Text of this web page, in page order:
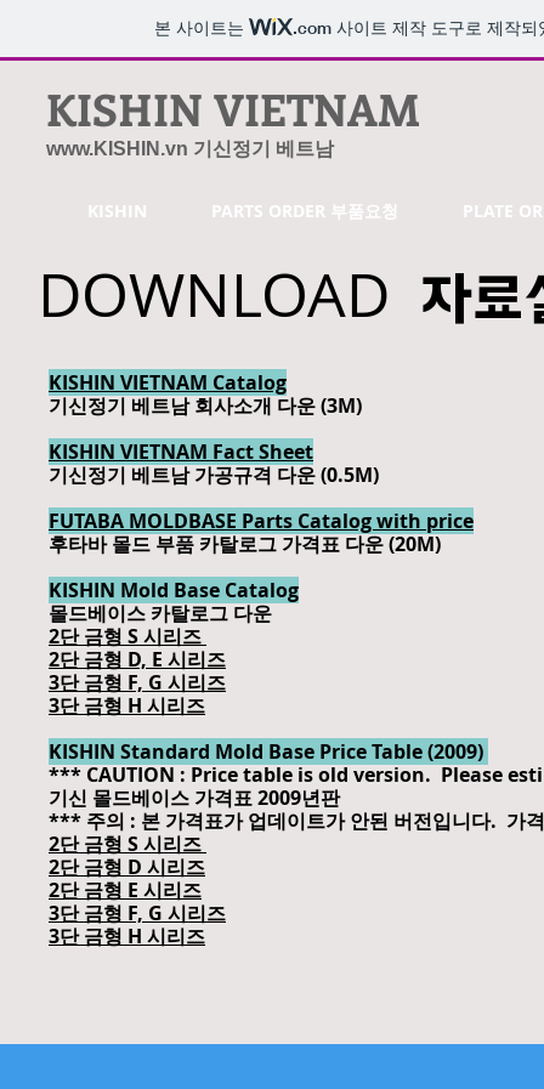
본 사이트는 .com 사이트 제작 도구로 제작
KISHIN VIETNAM
www.KISHIN.vn 기신정기 베트남
KISHIN PARTS ORDER 부품요청 PLATE
DOWNLOAD 자료
KISHIN VIETNAM Catalog
기신정기 베트남 회사소개 다운 (3M)
KISHIN VIETNAM Fact Sheet
기신정기 베트남 가공규격 다운 (0.5M)
FUTABA MOLDBASE Parts Catalog with price
후타바 몰드 부품 카탈로그 가격표 다운 (20M)
KISHIN Mold Base Catalog
몰드베이스 카탈로그 다운
2단 금형 S 시리즈
2단 금형 D, E 시리즈
3단 금형 F, G 시리즈
3단 금형 H 시리즈
KISHIN Standard Mold Base Price Table (2009)
*** CAUTION : Price table is old version. Please
기신 몰드베이스 가격표 2009년판
*** 주의 : 본 가격표가 업데이트가 안된 버전입니다. 가
2단 금형 S 시리즈
2단 금형 D 시리즈
2단 금형 E 시리즈
3단 금형 F, G 시리즈
3단 금형 H 시리즈